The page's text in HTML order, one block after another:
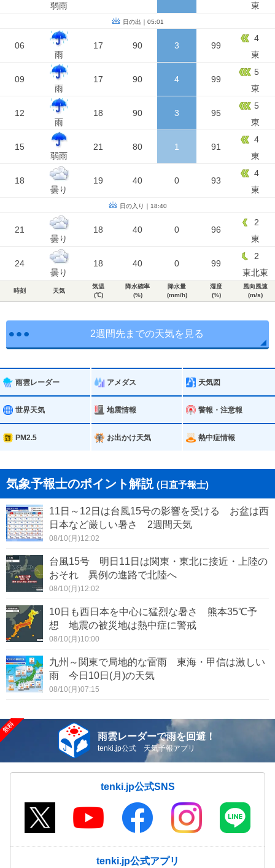
弱雨
東
日の出｜05:01
06
雨
17 90 3 99
4
東
09
雨
17 90 4 99
5
東
12
雨
18 90 3 95
5
東
15
弱雨
21 80 1 91
4
東
18
曇り
19 40 0 93
4
東
日の入り｜18:40
21
曇り
18 40 0 96
2
東
24
曇り
18 40 0 99
2
東北東
時刻 天気
気温
(℃)
降水確率
(%)
降水量
(mm/h)
湿度
(%)
風向風速
(m/s)
2週間先までの天気を見る
雨雲レーダー アメダス 天気図
世界天気 地震情報 警報・注意報
PM2.5 お出かけ天気 熱中症情報
気象予報士のポイント解説 (日直予報士)
11日～12日は台風15号の影響を受ける お盆は西
日本など厳しい暑さ 2週間天気
08/10(月)12:02
台風15号 明日11日は関東・東北に接近・上陸の
おそれ 異例の進路で北陸へ
08/10(月)12:02
10日も西日本を中心に猛烈な暑さ 熊本35℃予
想 地震の被災地は熱中症に警戒
08/10(月)10:00
九州～関東で局地的な雷雨 東海・甲信は激しい
雨 今日10日(月)の天気
08/10(月)07:15
雨雲レーダーで雨を回避！
tenki.jp公式 天気予報アプリ
tenki.jp公式SNS
tenki.jp公式アプリ